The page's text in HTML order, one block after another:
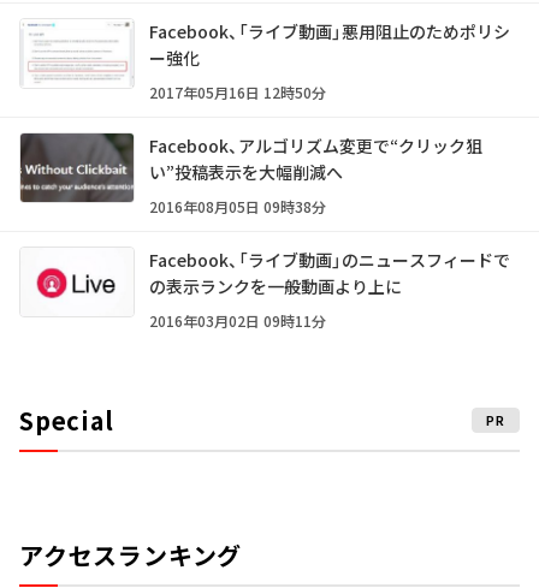
Facebook、「ライブ動画」悪用阻止のためポリシ
ー強化
2017年05月16日 12時50分
Facebook、アルゴリズム変更で“クリック狙
い”投稿表示を大幅削減へ
2016年08月05日 09時38分
Facebook、「ライブ動画」のニュースフィードで
の表示ランクを一般動画より上に
2016年03月02日 09時11分
Special PR
アクセスランキング